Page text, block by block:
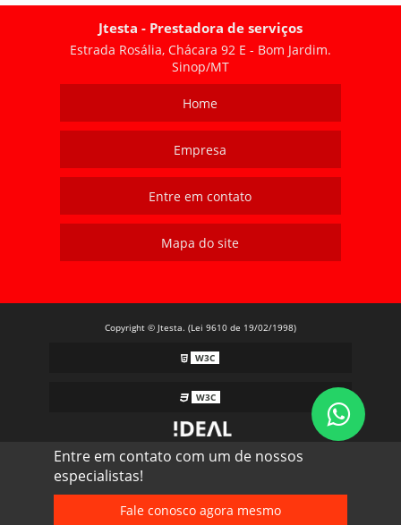
Entre em contato com um de nossos
especialistas!
Fale conosco agora mesmo
Jtesta - Prestadora de serviços
Estrada Rosália, Chácara 92 E - Bom Jardim.
Sinop/MT
Home
Empresa
Entre em contato
Mapa do site
Copyright © Jtesta. (Lei 9610 de 19/02/1998)
W3C
W3C